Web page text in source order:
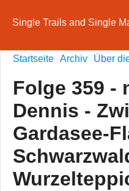
Single Trails and Single
Startseite Archiv Über
Folge 359 -
Dennis -
Gardasee-